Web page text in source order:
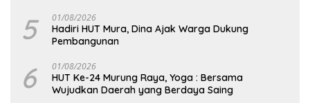
5 01/08/2026
Hadiri HUT Mura, Dina Ajak Warga Dukung
Pembangunan
6 01/08/2026
HUT Ke-24 Murung Raya, Yoga : Bersama
Wujudkan Daerah yang Berdaya Saing